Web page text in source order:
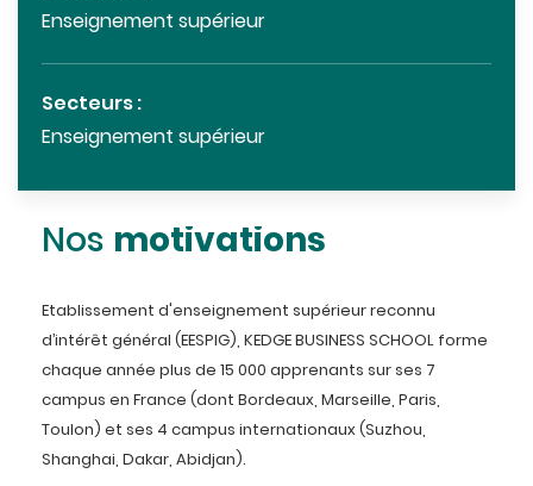
Enseignement supérieur
Secteurs :
Enseignement supérieur
Nos motivations
Etablissement d'enseignement supérieur reconnu
d’intérêt général (EESPIG), KEDGE BUSINESS SCHOOL forme
chaque année plus de 15 000 apprenants sur ses 7
campus en France (dont Bordeaux, Marseille, Paris,
Toulon) et ses 4 campus internationaux (Suzhou,
Shanghai, Dakar, Abidjan).